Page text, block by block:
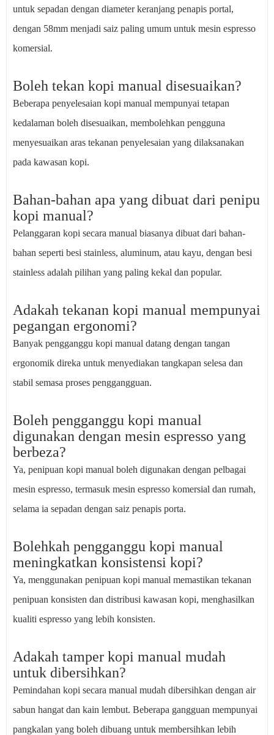
untuk sepadan dengan diameter keranjang penapis portal,
dengan 58mm menjadi saiz paling umum untuk mesin espresso
komersial.
Boleh tekan kopi manual disesuaikan?
Beberapa penyelesaian kopi manual mempunyai tetapan
kedalaman boleh disesuaikan, membolehkan pengguna
menyesuaikan aras tekanan penyelesaian yang dilaksanakan
pada kawasan kopi.
Bahan-bahan apa yang dibuat dari penipu
kopi manual?
Pelanggaran kopi secara manual biasanya dibuat dari bahan-
bahan seperti besi stainless, aluminum, atau kayu, dengan besi
stainless adalah pilihan yang paling kekal dan popular.
Adakah tekanan kopi manual mempunyai
pegangan ergonomi?
Banyak pengganggu kopi manual datang dengan tangan
ergonomik direka untuk menyediakan tangkapan selesa dan
stabil semasa proses penggangguan.
Boleh pengganggu kopi manual
digunakan dengan mesin espresso yang
berbeza?
Ya, penipuan kopi manual boleh digunakan dengan pelbagai
mesin espresso, termasuk mesin espresso komersial dan rumah,
selama ia sepadan dengan saiz penapis porta.
Bolehkah pengganggu kopi manual
meningkatkan konsistensi kopi?
Ya, menggunakan penipuan kopi manual memastikan tekanan
penipuan konsisten dan distribusi kawasan kopi, menghasilkan
kualiti espresso yang lebih konsisten.
Adakah tamper kopi manual mudah
untuk dibersihkan?
Pemindahan kopi secara manual mudah dibersihkan dengan air
sabun hangat dan kain lembut. Beberapa gangguan mempunyai
pangkalan yang boleh dibuang untuk membersihkan lebih